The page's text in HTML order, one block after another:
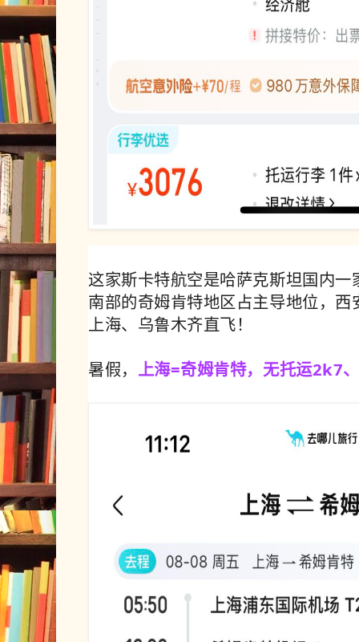
这家斯卡特航空是哈萨克斯坦国内
南部的奇姆肯特地区占主导地位， 西
上海、乌鲁木齐直飞！
暑假， 上海=奇姆肯特，无托运2k7